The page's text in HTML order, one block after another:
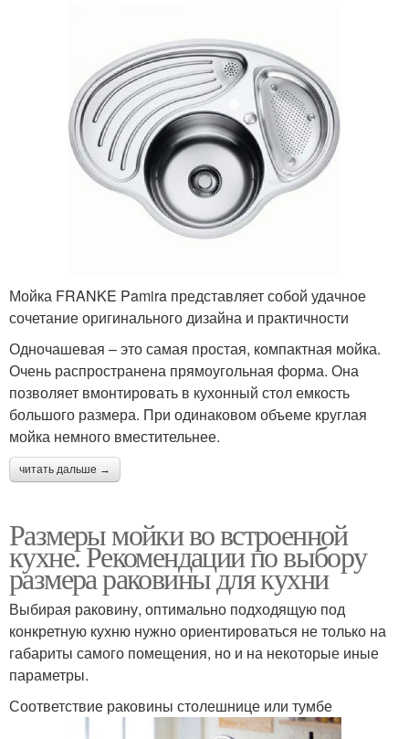
Мойка FRANKE Pamira представляет собой удачное
сочетание оригинального дизайна и практичности
Одночашевая – это самая простая, компактная мойка.
Очень распространена прямоугольная форма. Она
позволяет вмонтировать в кухонный стол емкость
большого размера. При одинаковом объеме круглая
мойка немного вместительнее.
читать дальше →
Размеры мойки во встроенной
кухне. Рекомендации по выбору
размера раковины для кухни
Выбирая раковину, оптимально подходящую под
конкретную кухню нужно ориентироваться не только на
габариты самого помещения, но и на некоторые иные
параметры.
Соответствие раковины столешнице или тумбе